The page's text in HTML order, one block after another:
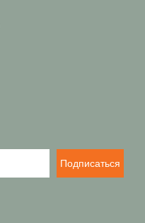
Подписаться